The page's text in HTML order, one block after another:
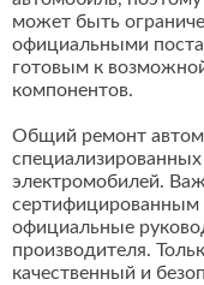
может быть
официальными
готовым к
компонентов.
Общий ремонт
электромобилей.
сертифицированным
официальные
производителя.
качественный и